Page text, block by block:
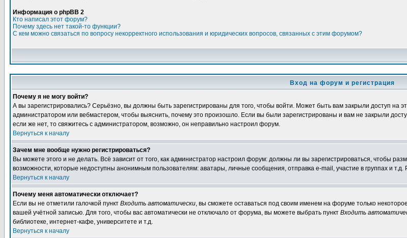
Информация о phpBB 2
Кто написал этот форум?
Почему здесь нет такой-то функции?
С кем можно связаться по вопросу некорректного использования и юридических вопросов, связанных с этим форумом?
Вход на форум и регистрация
Почему я не могу войти?
А вы зарегистрировались? Серьёзно, вы должны быть зарегистрированы для того, чтобы войти. Может быть вам закрыли доступ на
администратором или вебмастером, чтобы выяснить, почему это произошло. Если вы были зарегистрированы и вам не закрыли
если же нет, то свяжитесь с администратором, возможно, он неправильно настроил форум.
Вернуться к началу
Зачем мне вообще нужно регистрироваться?
Вы можете этого и не делать. Всё зависит от того, как администратор настроил форум: должны ли вы зарегистрироваться, чтобы
возможности, которые недоступны анонимным пользователям: аватары, личные сообщения, отправка e-mail, участие в группах и т.д.
Вернуться к началу
Почему меня автоматически отключает?
Если вы не отметили галочкой пункт Входить автоматически, вы сможете оставаться под своим именем на форуме только
вашей учётной записью. Для того, чтобы вас автоматически не отключало от форума, вы можете выбрать пункт Входить
библиотеке, интернет-кафе, университете и т.д.
Вернуться к началу